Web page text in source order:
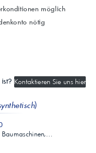
möglich
nötig
Kontaktieren Sie uns hier
)
Baumaschinen,…